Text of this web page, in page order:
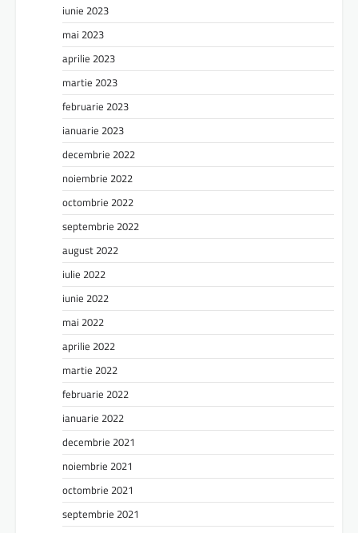
iunie 2023
mai 2023
aprilie 2023
martie 2023
februarie 2023
ianuarie 2023
decembrie 2022
noiembrie 2022
octombrie 2022
septembrie 2022
august 2022
iulie 2022
iunie 2022
mai 2022
aprilie 2022
martie 2022
februarie 2022
ianuarie 2022
decembrie 2021
noiembrie 2021
octombrie 2021
septembrie 2021